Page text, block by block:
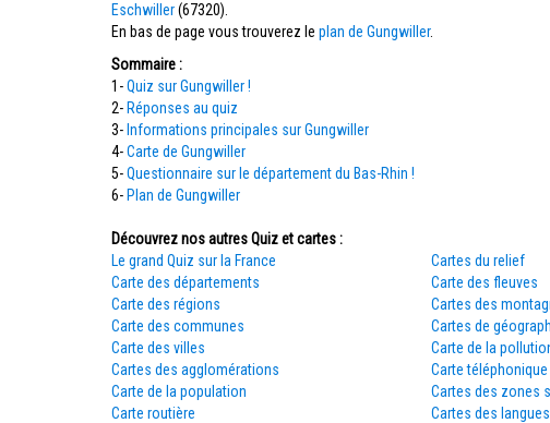
Eschwiller(67320).
En bas de page vous trouverez le plan de Gungwiller.
Sommaire :
1-Quiz sur Gungwiller !
2- Réponses au quiz
3- Informations principales sur Gungwiller
4-Carte de Gungwiller
5-Questionnaire sur le département du Bas-Rhin !
6- Plan de Gungwiller
Découvrez nos autres Quiz et cartes :
Le grand Quiz sur la France
Carte des départements
Carte des régions
Carte des communes
Carte des villes
Cartes des agglomérations
Carte de la population
Carte routière
Cartes du relief
Carte des fleuves
Cartes des
Cartes de
Carte de la
Carte téléphonique
Cartes des zones
Cartes des